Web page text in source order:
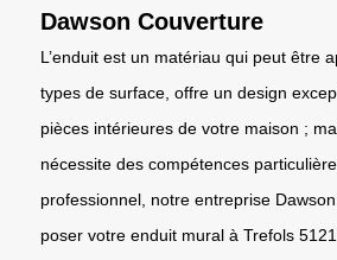
Dawson Couverture
L’enduit est un matériau qui peut être
types de surface, offre un design
pièces intérieures de votre maison ;
nécessite des compétences
professionnel, notre entreprise
poser votre enduit mural à Trefols